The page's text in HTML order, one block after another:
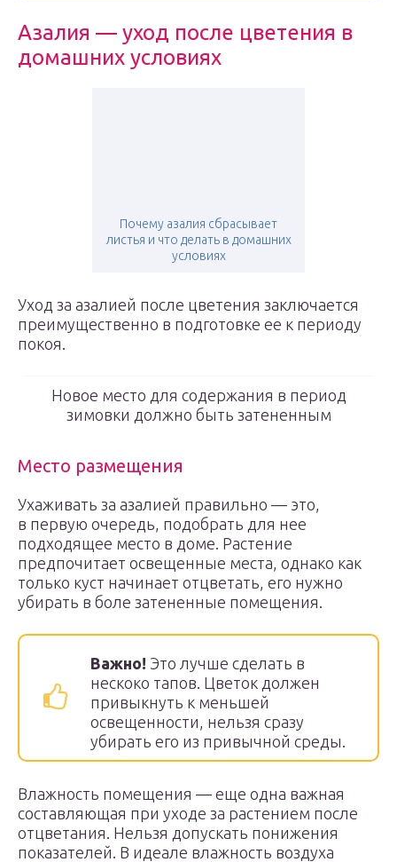
Азалия — уход после цветения в
домашних условиях
Почему азалия сбрасывает
листья и что делать в домашних
условиях
Уход за азалией после цветения заключается
преимущественно в подготовке ее к периоду
покоя.
Новое место для содержания в период
зимовки должно быть затененным
Место размещения
Ухаживать за азалией правильно — это,
в первую очередь, подобрать для нее
подходящее место в доме. Растение
предпочитает освещенные места, однако как
только куст начинает отцветать, его нужно
убирать в боле затененные помещения.
Важно! Это лучше сделать в
нескоко тапов. Цветок должен
привыкнуть к меньшей
освещенности, нельзя сразу
убирать его из привычной среды.
Влажность помещения — еще одна важная
составляющая при уходе за растением после
отцветания. Нельзя допускать понижения
показателей. В идеале влажность воздуха